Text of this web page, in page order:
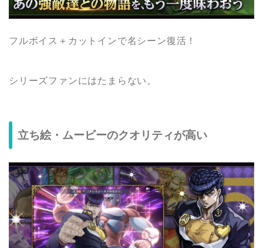
フルボイス＋カットインで名シーン復活！
シリーズファンにはたまらない。
立ち絵・ムービーのクオリティが高い